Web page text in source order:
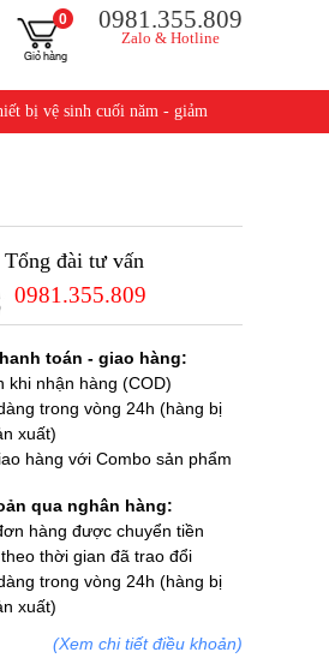
0981.355.809
Zalo & Hotline
0
bị vệ sinh cuối năm - giảm
Tổng đài tư vấn
0981.355.809
toán - giao hàng:
khi nhận hàng (COD)
trong vòng 24h (hàng bị
xuất)
hàng với Combo sản phẩm
qua nghân hàng:
hàng được chuyển tiền
thời gian đã trao đổi
trong vòng 24h (hàng bị
xuất)
(Xem chi tiết điều khoản)